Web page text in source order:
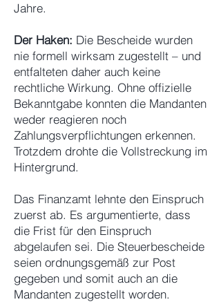
Jahre.
Der Haken: Die Bescheide wurden
nie formell wirksam zugestellt – und
entfalteten daher auch keine
rechtliche Wirkung. Ohne offizielle
Bekanntgabe konnten die Mandanten
weder reagieren noch
Zahlungsverpflichtungen erkennen.
Trotzdem drohte die Vollstreckung im
Hintergrund.
Das Finanzamt lehnte den Einspruch
zuerst ab. Es argumentierte, dass
die Frist für den Einspruch
abgelaufen sei. Die Steuerbescheide
seien ordnungsgemäß zur Post
gegeben und somit auch an die
Mandanten zugestellt worden.